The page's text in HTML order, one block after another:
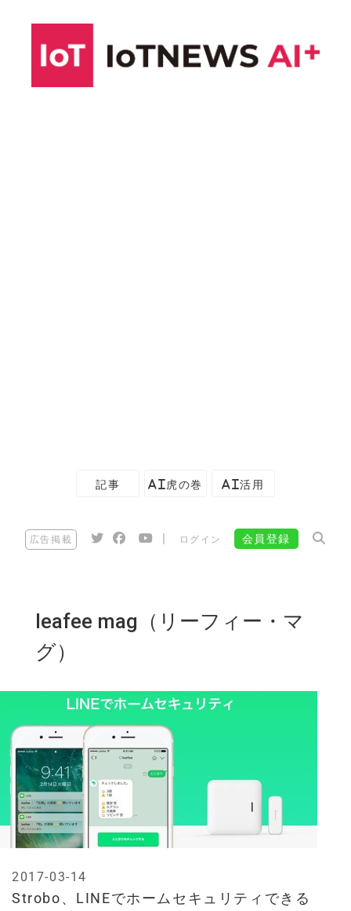
記事 AI虎の巻 AI活用
広告掲載 ログイン 会員登録
leafee mag（リーフィー・マ
グ）
Strobo、LINEでホームセキュリティできる
2017-03-14